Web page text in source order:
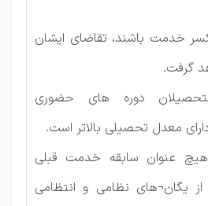
خدمت باشند، تقاضای ایشان
گرفت.
دوره های حضوری
معدل تحصیلی بالاتر است.
هیچ عنوان سابقه خدمت قبلی
یگان¬های نظامی و انتظامی